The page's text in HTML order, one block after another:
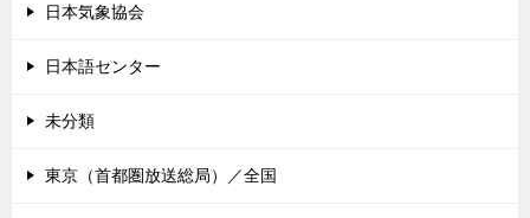
日本気象協会
日本語センター
未分類
東京（首都圏放送総局）／全国